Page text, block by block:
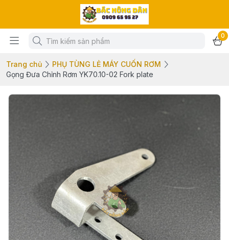
0
Trang chủ
PHỤ TÙNG LẺ MÁY CUỐN RƠM
Gọng Đưa Chỉnh Rơm YK70.10-02 Fork plate